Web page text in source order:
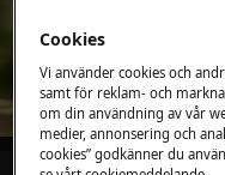
Cookies
Vi använder cookies och
samt för reklam- och
om din användning av vår
medier, annonsering och
cookies” godkänner du